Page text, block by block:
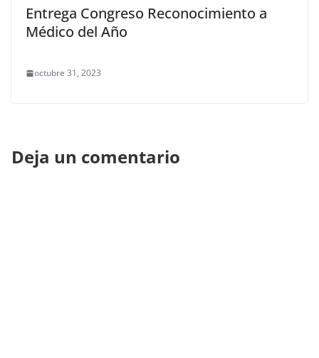
Entrega Congreso Reconocimiento a
Médico del Año
octubre 31, 2023
Deja un comentario